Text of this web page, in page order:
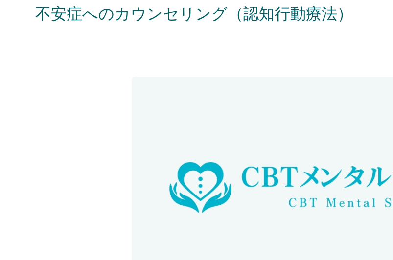
不安症へのカウンセリング（認知行動療法）